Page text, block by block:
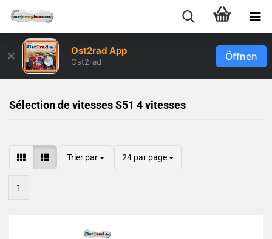
✕ Ost2rad App
Ost2rad Öffnen
Sélection de vitesses S51 4 vitesses
Trier par 24 par page
1